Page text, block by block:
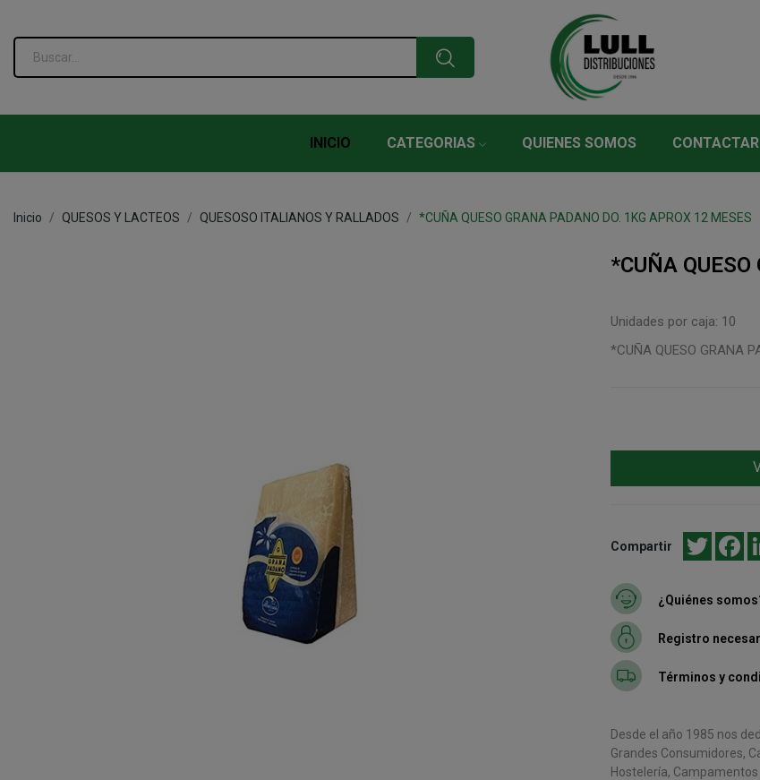
INICIO CATEGORIAS QUIENES SOMOS CONTACTAR
Inicio QUESOS Y LACTEOS QUESOSO ITALIANOS Y RALLADOS *CUÑA QUESO GRANA PADANO DO. 1KG APROX 12 MESES
*CUÑA
Unidades por caja: 10
*CUÑA QUESO GRANA
Compartir Twitter
¿Quiénes
Registro
Términos y
Desde el año 1985 nos
Grandes Consumidores,
Hostelería, Campamentos